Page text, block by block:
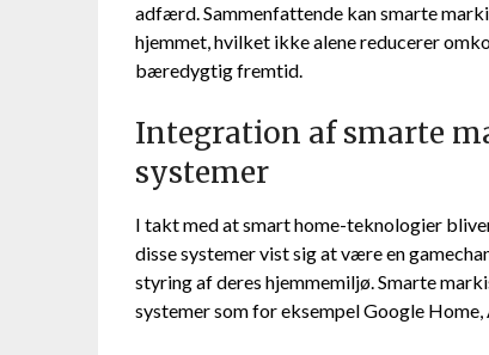
adfærd. Sammenfattende kan smarte
hjemmet, hvilket ikke alene reducerer
bæredygtig fremtid.
Integration af smarte
systemer
I takt med at smart home-teknologier
disse systemer vist sig at være en
styring af deres hjemmemiljø. Smarte
systemer som for eksempel Google